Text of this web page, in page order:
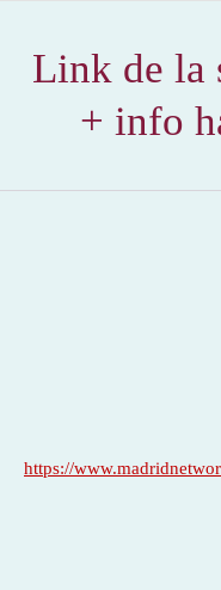
Link de la
+ info
https://